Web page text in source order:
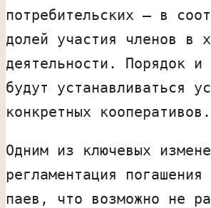
потребительских — в
долей участия членов в
деятельности. Порядок и
будут устанавливаться
конкретных кооперативов.
Одним из ключевых
регламентация погашения
паев, что возможно не